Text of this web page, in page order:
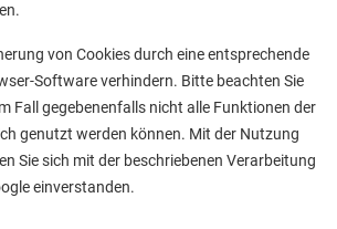
von Cookies durch eine entsprechende
Software verhindern. Bitte beachten Sie
Fall gegebenenfalls nicht alle Funktionen der
genutzt werden können. Mit der Nutzung
Sie sich mit der beschriebenen Verarbeitung
einverstanden.